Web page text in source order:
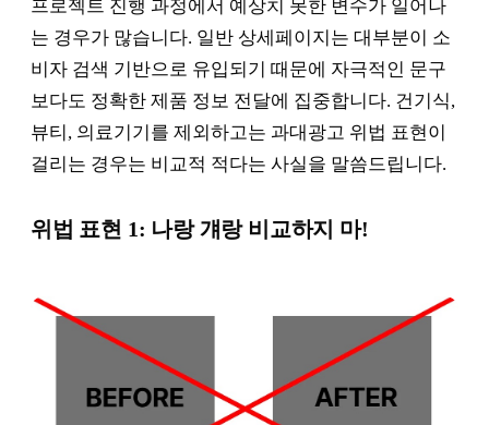
프로젝트 진행 과정에서 예상치 못한 변수가 일어나
는 경우가 많습니다. 일반 상세페이지는 대부분이 소
비자 검색 기반으로 유입되기 때문에 자극적인 문구
보다도 정확한 제품 정보 전달에 집중합니다. 건기식,
뷰티, 의료기기를 제외하고는 과대광고 위법 표현이
걸리는 경우는 비교적 적다는 사실을 말씀드립니다.
위법 표현 1: 나랑 걔랑 비교하지 마!